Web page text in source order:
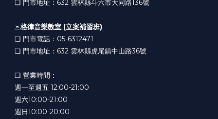
❏ 門市地址：632 雲林縣斗六市大同路136號
➣格律音樂教室 (立案補習班)
❏ 門市電話：05-6312471
❏ 門市地址：632 雲林縣虎尾鎮中山路36號
❏ 營業時間：
週一至週五 12:00-21:00
週六10:00-21:00
週日10:00-20:00